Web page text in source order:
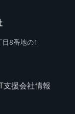
8番地の1
支援会社情報